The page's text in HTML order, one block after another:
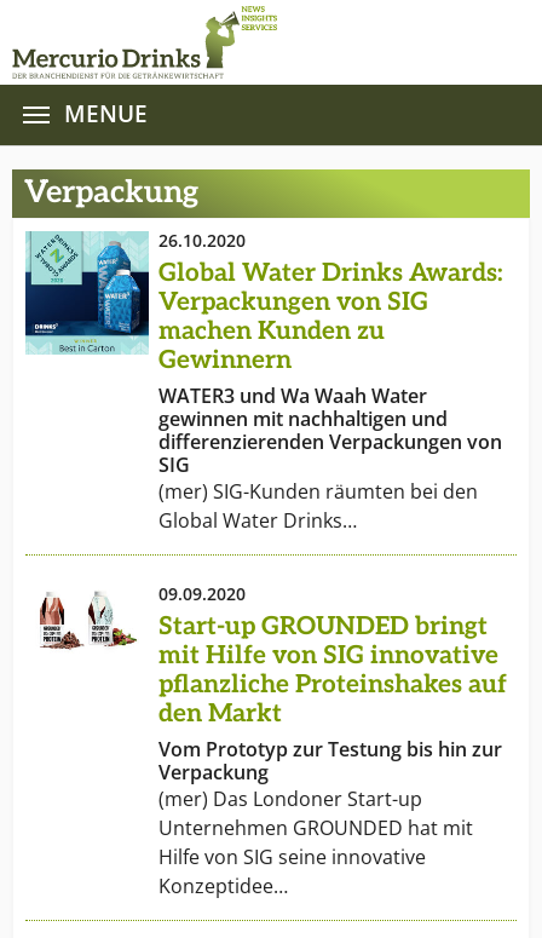
MENUE
Verpackung
26.10.2020
Global Water Drinks Awards:
Verpackungen von SIG
machen Kunden zu
Gewinnern
WATER3 und Wa Waah Water
gewinnen mit nachhaltigen und
differenzierenden Verpackungen von
SIG
(mer) SIG-Kunden räumten bei den
Global Water Drinks…
09.09.2020
Start-up GROUNDED bringt
mit Hilfe von SIG innovative
pflanzliche Proteinshakes auf
den Markt
Vom Prototyp zur Testung bis hin zur
Verpackung
(mer) Das Londoner Start-up
Unternehmen GROUNDED hat mit
Hilfe von SIG seine innovative
Konzeptidee…